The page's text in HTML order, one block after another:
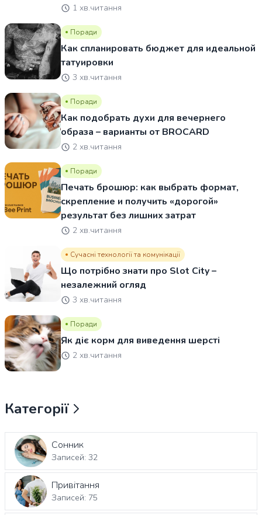
1 хв.читання
Поради
Как спланировать бюджет для идеальной
татуировки
3 хв.читання
Поради
Как подобрать духи для вечернего
образа – варианты от BROCARD
2 хв.читання
Поради
Печать брошюр: как выбрать формат,
скрепление и получить «дорогой»
результат без лишних затрат
2 хв.читання
Сучасні технології та комунікації
Що потрібно знати про Slot City –
незалежний огляд
3 хв.читання
Поради
Як діє корм для виведення шерсті
2 хв.читання
Категорії
Сонник
Записей: 32
Привітання
Записей: 75